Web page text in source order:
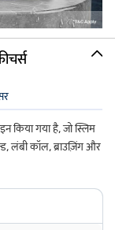
किया गया है, जो स्लिम
लंबी कॉल, ब्राउज़िंग और